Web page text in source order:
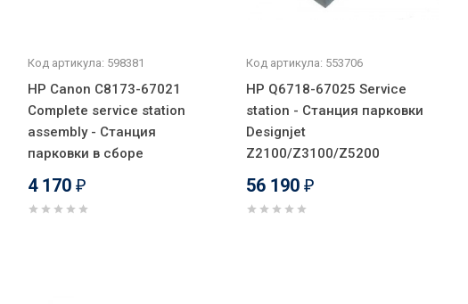
Код артикула: 598381
HP Canon C8173-67021
Complete service station
assembly - Станция
парковки в сборе
4 170 ₽
Код артикула: 553706
HP Q6718-67025 Service
station - Станция парковки
Designjet
Z2100/Z3100/Z5200
56 190 ₽